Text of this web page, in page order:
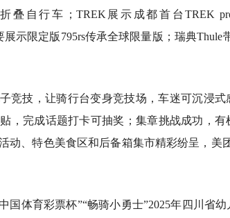
叠自行车；TREK展示成都首台TREK
展示限定版795rs传承全球限量版；瑞典Thule
竞技，让骑行台变身竞技场，车迷可沉浸式
，完成话题打卡可抽奖；集章挑战成功，
动、特色美食区和后备箱集市精彩纷呈，美
国体育彩票杯”“畅骑小勇士”2025年四川省